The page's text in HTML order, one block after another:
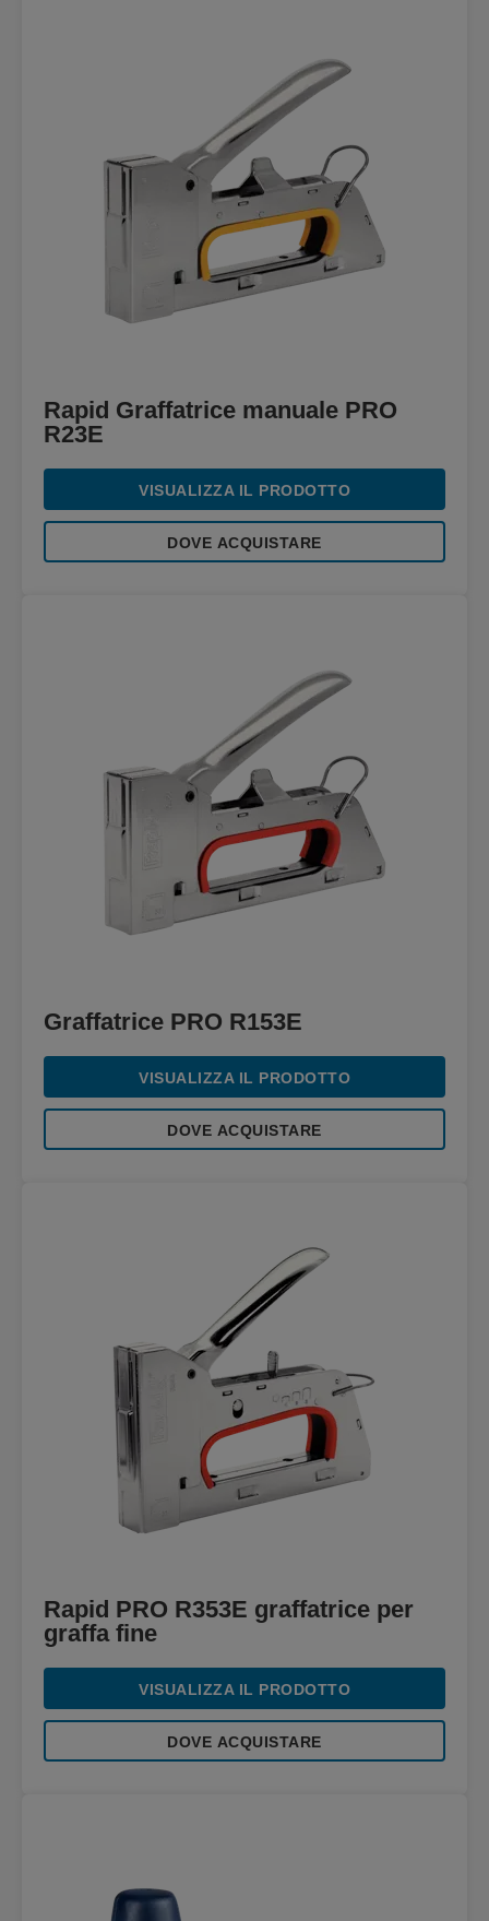
Rapid Graffatrice manuale PRO
R23E
VISUALIZZA IL PRODOTTO
DOVE ACQUISTARE
Graffatrice PRO R153E
VISUALIZZA IL PRODOTTO
DOVE ACQUISTARE
Rapid PRO R353E graffatrice per
graffa fine
VISUALIZZA IL PRODOTTO
DOVE ACQUISTARE